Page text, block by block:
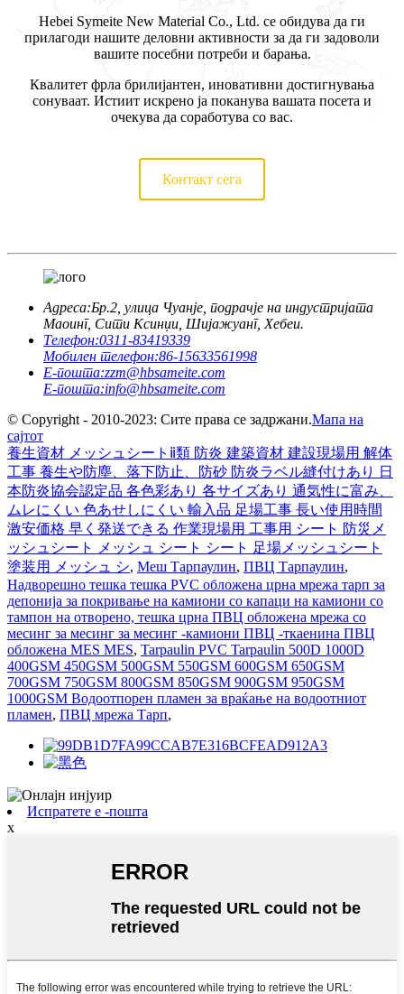
Hebei Symeite New Material Co., Ltd. се обидува да ги
прилагоди нашите деловни активности за да ги задоволи
вашите посебни потреби и барања.
Квалитет фрла брилијантен, иновативни достигнувања
сонуваат. Истиит искрено ја поканува вашата посета и
очекува да соработува со вас.
Контакт сега
Адреса:Бр.2, улица Чуанје, подрачје на индустријата
Маоинг, Сити Ксинџи, Шијажуанг, Хебеи.
Телефон:0311-83419339
Мобилен телефон:86-15633561998
Е-пошта:zzm@hbsameite.com
Е-пошта:info@hbsameite.com
© Copyright - 2010-2023: Сите права се задржани.Мапа на
сајтот
養生資材 メッシュシートⅱ類 防炎 建築資材 建設現場用 解体
工事 養生や防塵、落下防止、防砂 防炎ラベル縫付けあり 日
本防炎協会認定品 各色彩あり 各サイズあり 通気性に富み、
ムレにくい 色あせしにくい 輸入品 足場工事 長い使用時間
激安価格 早く発送できる 作業現場用 工事用 シート 防災メ
ッシュシート メッシュ シート シート 足場メッシュシート
塗装用 メッシュ シ, Меш Тарпаулин, ПВЦ Тарпаулин,
Надворешно тешка тешка PVC обложена црна мрежа тарп за
депонија за покривање на камиони со капаци на камиони со
тампон на отворено, тешка црна ПВЦ обложена мрежа со
месинг за месинг за месинг -камиони ПВЦ -ткаенина ПВЦ
обложена MES MES, Tarpaulin PVC Tarpaulin 500D 1000D
400GSM 450GSM 500GSM 550GSM 600GSM 650GSM
700GSM 750GSM 800GSM 850GSM 900GSM 950GSM
1000GSM Водоотпорен пламен за враќање на водоотниот
пламен, ПВЦ мрежа Тарп,
Испратете е -пошта
x